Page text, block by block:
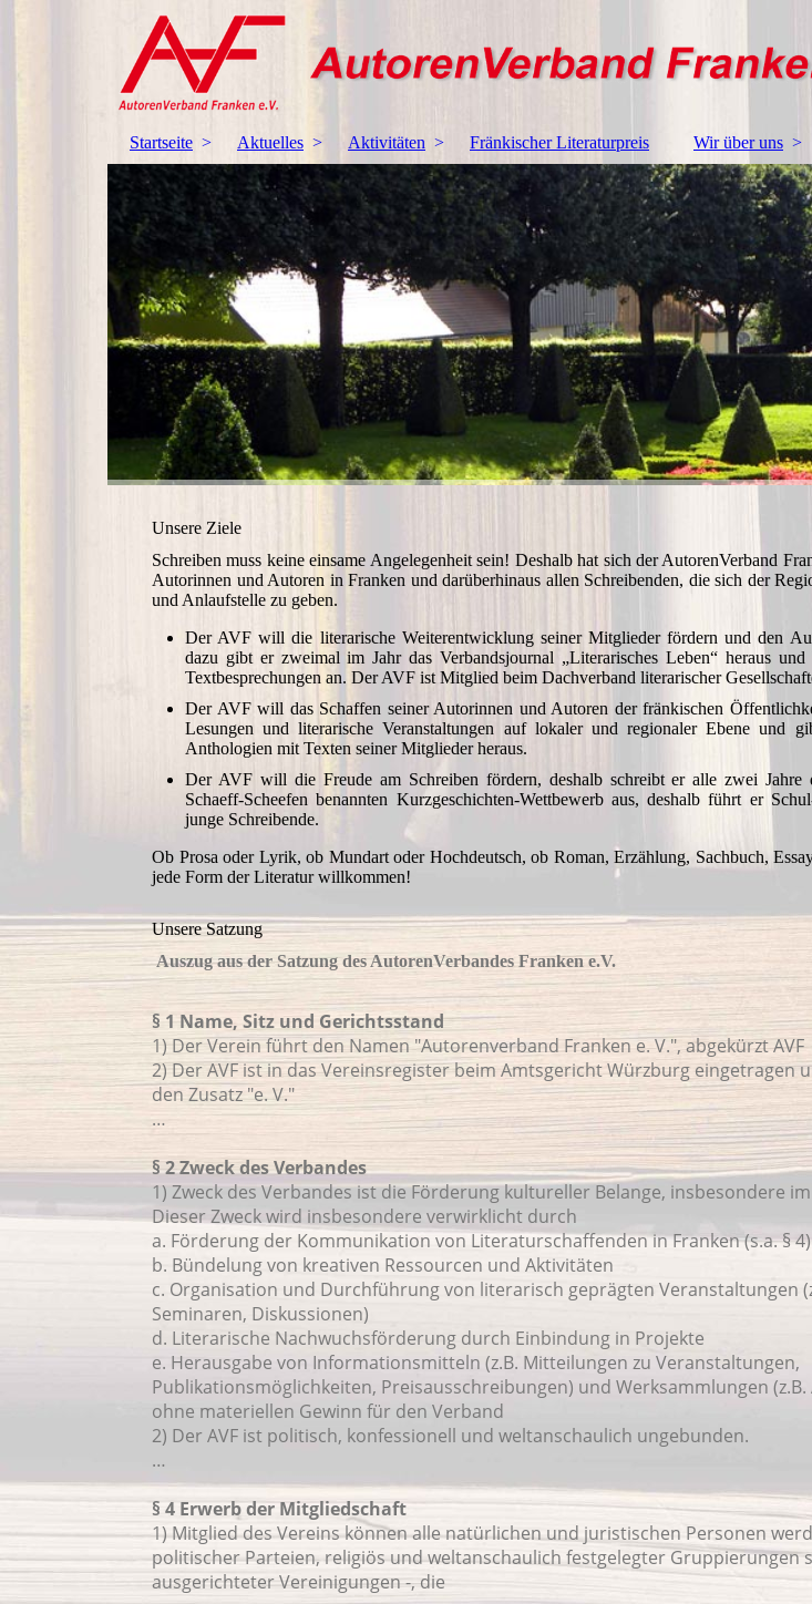
Startseite Aktuelles Aktivitäten Fränkischer Literaturpreis Wir über uns
Unsere Ziele
Schreiben muss keine einsame Angelegenheit sein! Deshalb hat sich der AutorenVerband
Autorinnen und Autoren in Franken und darüberhinaus allen Schreibenden, die sich der
und Anlaufstelle zu geben.
Der AVF will die literarische Weiterentwicklung seiner Mitglieder fördern und den
dazu gibt er zweimal im Jahr das Verbandsjournal „Literarisches Leben“ heraus und
Textbesprechungen an. Der AVF ist Mitglied beim Dachverband literarischer
Der AVF will das Schaffen seiner Autorinnen und Autoren der fränkischen
Lesungen und literarische Veranstaltungen auf lokaler und regionaler Ebene und
Anthologien mit Texten seiner Mitglieder heraus.
Der AVF will die Freude am Schreiben fördern, deshalb schreibt er alle zwei Jahre
Schaeff-Scheefen benannten Kurzgeschichten-Wettbewerb aus, deshalb führt er
junge Schreibende.
Ob Prosa oder Lyrik, ob Mundart oder Hochdeutsch, ob Roman, Erzählung, Sachbuch,
jede Form der Literatur willkommen!
Unsere Satzung
Auszug aus der Satzung des AutorenVerbandes Franken e.V.
§ 1 Name, Sitz und Gerichtsstand
1) Der Verein führt den Namen "Autorenverband Franken e. V.", abgekürzt AVF
2) Der AVF ist in das Vereinsregister beim Amtsgericht Würzburg eingetragen
den Zusatz "e. V."
…
§ 2 Zweck des Verbandes
1) Zweck des Verbandes ist die Förderung kultureller Belange, insbesondere
Dieser Zweck wird insbesondere verwirklicht durch
a. Förderung der Kommunikation von Literaturschaffenden in Franken (s.a. § 4)
b. Bündelung von kreativen Ressourcen und Aktivitäten
c. Organisation und Durchführung von literarisch geprägten Veranstaltungen
Seminaren, Diskussionen)
d. Literarische Nachwuchsförderung durch Einbindung in Projekte
e. Herausgabe von Informationsmitteln (z.B. Mitteilungen zu Veranstaltungen,
Publikationsmöglichkeiten, Preisausschreibungen) und Werksammlungen
ohne materiellen Gewinn für den Verband
2) Der AVF ist politisch, konfessionell und weltanschaulich ungebunden.
…
§ 4 Erwerb der Mitgliedschaft
1) Mitglied des Vereins können alle natürlichen und juristischen Personen
politischer Parteien, religiös und weltanschaulich festgelegter Gruppierungen
ausgerichteter Vereinigungen -, die